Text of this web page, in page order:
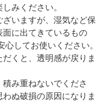
みください。
ざいますが、湿気など保
に出てきているもの
してお使いください。
くと、透明感が戻りま
み重ねないでくださ
ぬ破損の原因になりま